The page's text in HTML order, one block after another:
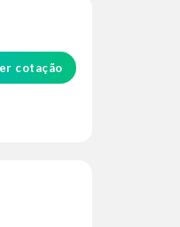
cotação